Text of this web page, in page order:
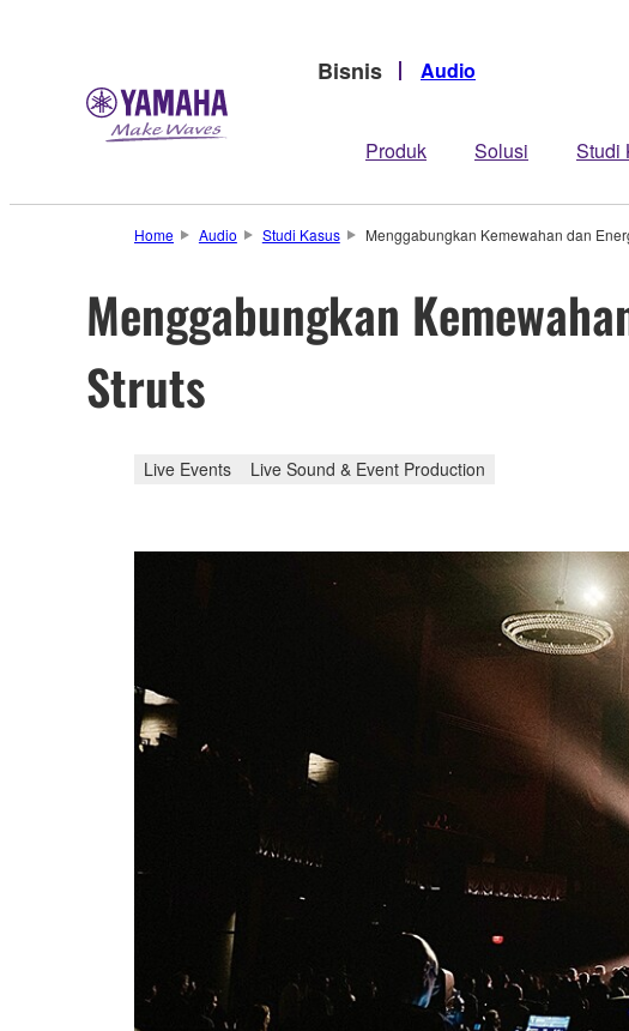
Bisnis Audio
Produk Solusi Studi
Home Audio Studi Kasus Menggabungkan Kemewahan dan
Menggabungkan
Struts
Live Events Live Sound & Event Production